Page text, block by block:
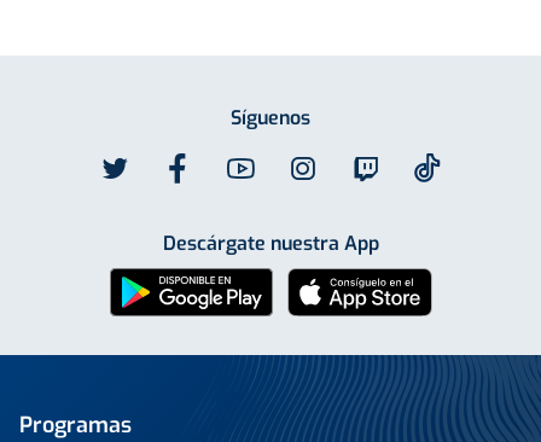
Síguenos
Descárgate nuestra App
Programas